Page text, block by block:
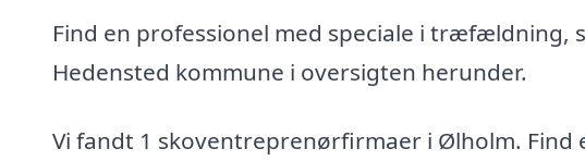
Find en professionel med speciale i
Hedensted kommune i oversigten herunder.
Vi fandt 1 skoventreprenørfirmaer i Ølholm.